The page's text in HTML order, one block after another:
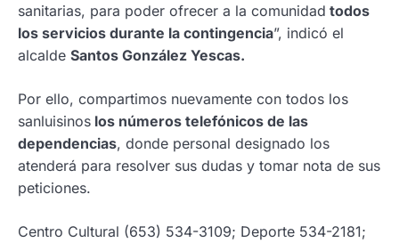
sanitarias, para poder ofrecer a la comunidad todos
los servicios durante la contingencia”, indicó el
alcalde Santos González Yescas.
Por ello, compartimos nuevamente con todos los
sanluisinos los números telefónicos de las
dependencias, donde personal designado los
atenderá para resolver sus dudas y tomar nota de sus
peticiones.
Centro Cultural (653) 534-3109; Deporte 534-2181;